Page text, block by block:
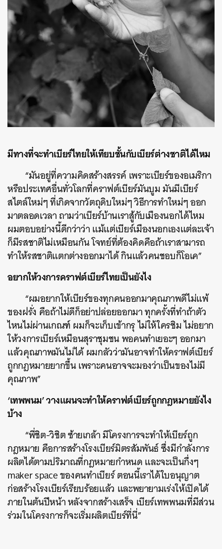
มีทางที่จะทำเบียร์ไทยให้เทียบชั้นกับเบียร์ต่างชาติได้ไหม
“มันอยู่ที่ความคิดสร้างสรรค์ เพราะเบียร์ของอเมริกา
หรือประเทศอื่นทั่วโลกที่คราฟต์เบียร์มันบูม มันมีเบียร์
สไตล์ใหม่ๆ ที่เกิดจากวัตถุดิบใหม่ๆ วิธีการทำใหม่ๆ ออก
มาตลอดเวลา ถามว่าเบียร์บ้านเราสู้กับเมืองนอกได้ไหม
ผมตอบอย่างนี้ดีกว่าว่า แม้แต่เบียร์เมืองนอกเองแต่ละเจ้า
ก็มีรสชาติไม่เหมือนกัน โจทย์ที่ต้องคิดคือถ้าเราสามารถ
ทำให้รสชาติแตกต่างออกมาได้ กินแล้วคนชอบก็โอเค”
อยากให้วงการคราฟต์เบียร์ไทยเป็นยังไง
“ผมอยากให้เบียร์ของทุกคนออกมาคุณภาพดีไม่แพ้
ของฝรั่ง คือถ้าไม่ดีก็อย่าปล่อยออกมา ทุกครั้งที่ทำถ้าตัว
ไหนไม่ผ่านเกณฑ์ ผมก็จะเก็บเข้ากรุ ไม่ให้ใครชิม ไม่อยาก
ให้วงการเบียร์เหมือนสุราชุมชน พอคนทำเยอะๆ ออกมา
แล้วคุณภาพมันไม่ได้ ผมกลัวว่ามันอาจทำให้คราฟต์เบียร์
ถูกกฎหมายยากขึ้น เพราะคนอาจจะมองว่าเป็นของไม่มี
คุณภาพ”
‘เทพพนม’ วางแผนจะทำให้คราฟต์เบียร์ถูกกฎหมายยังไง
บ้าง
“พี่ชิต-วิชิต ซ้ายเกล้า มีโครงการจะทำให้เบียร์ถูก
กฎหมาย คือการสร้างโรงเบียร์มิตรสัมพันธ์ ซึ่งมีกำลังการ
ผลิตได้ตามปริมาณที่กฎหมายกำหนด และจะเป็นกึ่งๆ
maker space ของคนทำเบียร์ ตอนนี้เราได้ใบอนุญาต
ก่อสร้างโรงเบียร์เรียบร้อยแล้ว และพยายามเร่งให้เปิดได้
ภายในต้นปีหน้า หลังจากสร้างเสร็จ เบียร์เทพพนมที่มีส่วน
ร่วมในโครงการก็จะเริ่มผลิตเบียร์ที่นี่”
SHARE TWEET LINE EMAIL